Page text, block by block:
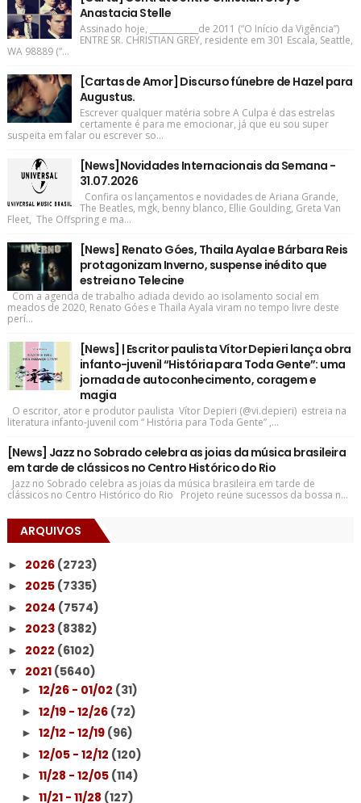
Anastacia Stelle
Assinado hoje, ____________de 2011 (“O Início da Vigência”)
ENTRE SR. CHRISTIAN GREY, residente em 301 Escala, Seattle,
WA 98889 (“...
[Cartas de Amor] Discurso fúnebre de Hazel para
Augustus.
Escrever qualquer matéria sobre A Culpa é das estrelas
certamente é para me emocionar, já que eu sou super
suspeita em falar ou escrever so...
[News]Novidades Internacionais da Semana -
31.07.2026
Confira os lançamentos e novidades de Ariana Grande,
The Beatles, mgk, benny blanco, Ellie Goulding, Greta Van
Fleet, The Offspring e ma...
[News] Renato Góes, Thaila Ayala e Bárbara Reis
protagonizam Inverno, suspense inédito que
estreia no Telecine
Com a agenda de trabalho adiada devido ao isolamento social em
meados de 2020, Renato Góes e Thaila Ayala viram no tempo livre deste
perí...
[News] | Escritor paulista Vítor Depieri lança obra
infanto-juvenil “História para Toda Gente”: uma
jornada de autoconhecimento, coragem e
magia
O escritor, ator e produtor paulista Vítor Depieri (@vi.depieri) estreia na
literatura infanto-juvenil com “ História para Toda Gente” ,...
[News] Jazz no Sobrado celebra as joias da música brasileira
em tarde de clássicos no Centro Histórico do Rio
Jazz no Sobrado celebra as joias da música brasileira em tarde de
clássicos no Centro Histórico do Rio Projeto reúne sucessos da bossa n...
ARQUIVOS
► 2026 (2723)
► 2025 (7335)
► 2024 (7574)
► 2023 (8382)
► 2022 (6102)
▼ 2021 (5640)
► 12/26 - 01/02 (31)
► 12/19 - 12/26 (72)
► 12/12 - 12/19 (96)
► 12/05 - 12/12 (120)
► 11/28 - 12/05 (114)
► 11/21 - 11/28 (127)